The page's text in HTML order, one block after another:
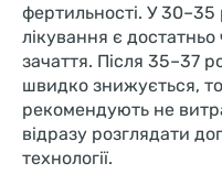
фертильності. У 30–35
лікування є
зачаття. Після 35–37
швидко знижується,
рекомендують не
відразу розглядати
технології.